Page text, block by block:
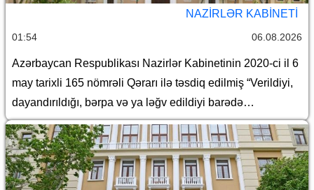
NAZIRLƏR KABINETI
01:54 06.08.2026
Azərbaycan Respublikası Nazirlər Kabinetinin 2020-ci il 6
may tarixli 165 nömrəli Qərarı ilə təsdiq edilmiş “Verildiyi,
dayandırıldığı, bərpa və ya ləğv edildiyi barədə
Azərbaycan Respublikasının Dövlət Gömrük Komitəsinə
məlumat göndərilməli olan lisenziyaların və icazələrin
Siyahısı”nda dəyişiklik edilməsi haqqında